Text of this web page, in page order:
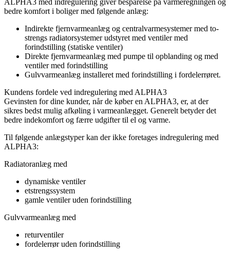
bedre komfort i boliger med følgende anlæg:
Indirekte fjernvarmeanlæg og centralvarmesystemer med to-
strengs radiatorsystemer udstyret med ventiler med
forindstilling (statiske ventiler)
Direkte fjernvarmeanlæg med pumpe til opblanding og med
ventiler med forindstilling
Gulvvarmeanlæg installeret med forindstilling i fordelerrøret.
Kundens fordele ved indregulering med ALPHA3
Gevinsten for dine kunder, når de køber en ALPHA3, er, at der
sikres bedst mulig afkøling i varmeanlægget. Generelt betyder det
bedre indekomfort og færre udgifter til el og varme.
Til følgende anlægstyper kan der ikke foretages indregulering med
ALPHA3:
Radiatoranlæg med
dynamiske ventiler
etstrengssystem
gamle ventiler uden forindstilling
Gulvvarmeanlæg med
returventiler
fordelerrør uden forindstilling